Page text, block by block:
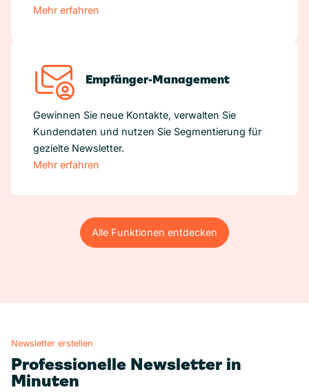
Mehr erfahren
Empfänger-Management
Gewinnen Sie neue Kontakte, verwalten Sie
Kundendaten und nutzen Sie Segmentierung für
gezielte Newsletter.
Mehr erfahren
Alle Funktionen entdecken
Alle Funktionen entdecken
Newsletter erstellen
Professionelle Newsletter in
Minuten